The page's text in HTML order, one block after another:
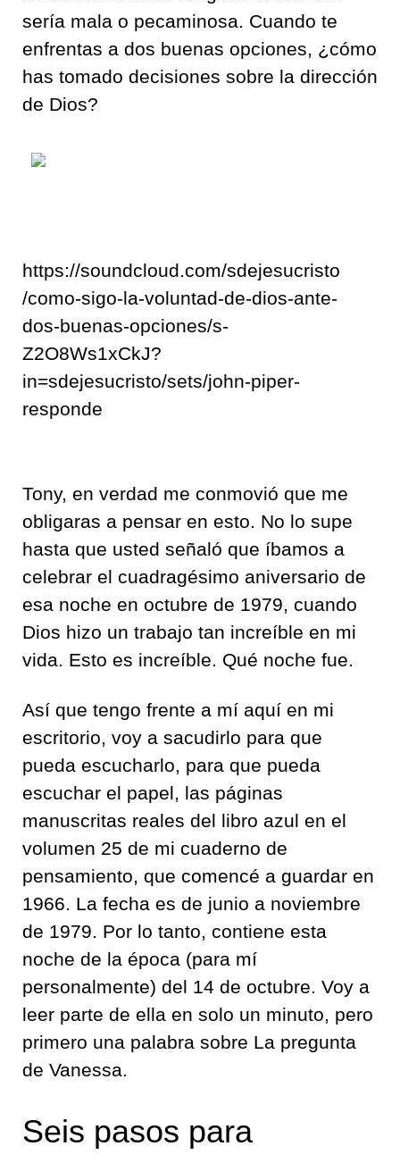
sería mala o pecaminosa. Cuando te
enfrentas a dos buenas opciones, ¿cómo
has tomado decisiones sobre la dirección
de Dios?
https://soundcloud.com/sdejesucristo
/como-sigo-la-voluntad-de-dios-ante-
dos-buenas-opciones/s-
Z2O8Ws1xCkJ?
in=sdejesucristo/sets/john-piper-
responde
Tony, en verdad me conmovió que me
obligaras a pensar en esto. No lo supe
hasta que usted señaló que íbamos a
celebrar el cuadragésimo aniversario de
esa noche en octubre de 1979, cuando
Dios hizo un trabajo tan increíble en mi
vida. Esto es increíble. Qué noche fue.
Así que tengo frente a mí aquí en mi
escritorio, voy a sacudirlo para que
pueda escucharlo, para que pueda
escuchar el papel, las páginas
manuscritas reales del libro azul en el
volumen 25 de mi cuaderno de
pensamiento, que comencé a guardar en
1966. La fecha es de junio a noviembre
de 1979. Por lo tanto, contiene esta
noche de la época (para mí
personalmente) del 14 de octubre. Voy a
leer parte de ella en solo un minuto, pero
primero una palabra sobre La pregunta
de Vanessa.
Seis pasos para